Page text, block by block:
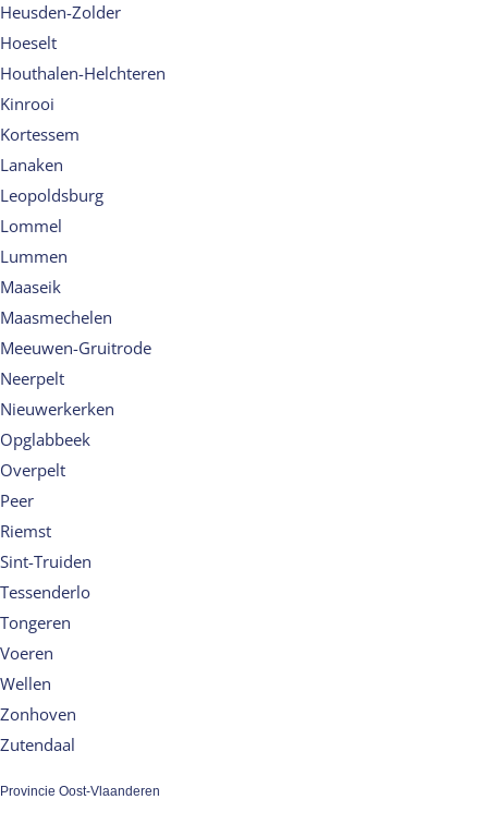
Heusden-Zolder
Hoeselt
Houthalen-Helchteren
Kinrooi
Kortessem
Lanaken
Leopoldsburg
Lommel
Lummen
Maaseik
Maasmechelen
Meeuwen-Gruitrode
Neerpelt
Nieuwerkerken
Opglabbeek
Overpelt
Peer
Riemst
Sint-Truiden
Tessenderlo
Tongeren
Voeren
Wellen
Zonhoven
Zutendaal
Provincie Oost-Vlaanderen